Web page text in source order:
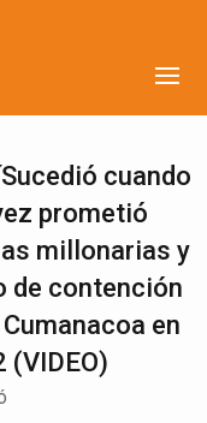
cuando
prometió
millonarias y
de contención
en
(VIDEO)